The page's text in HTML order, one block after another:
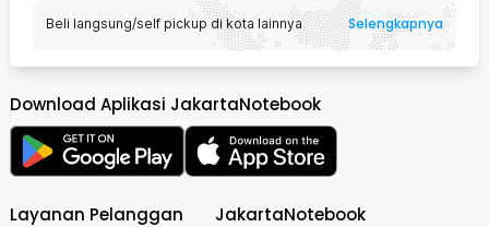
Beli langsung/self pickup di kota lainnya Selengkapnya
Download Aplikasi JakartaNotebook
Layanan Pelanggan JakartaNotebook